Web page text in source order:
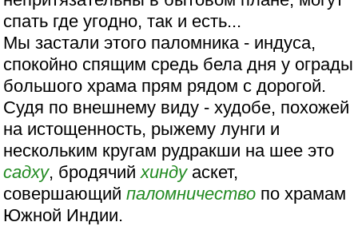
спать где угодно, так и есть...
Мы застали этого паломника - индуса,
спокойно спящим средь бела дня у ограды
большого храма прям рядом с дорогой.
Судя по внешнему виду - худобе, похожей
на истощенность, рыжему лунги и
нескольким кругам рудракши на шее это
садху, бродячийхиндуаскет,
совершающийпаломничество по храмам
Южной Индии.